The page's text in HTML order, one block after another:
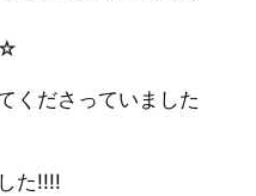
☆
くださっていました
た!!!!